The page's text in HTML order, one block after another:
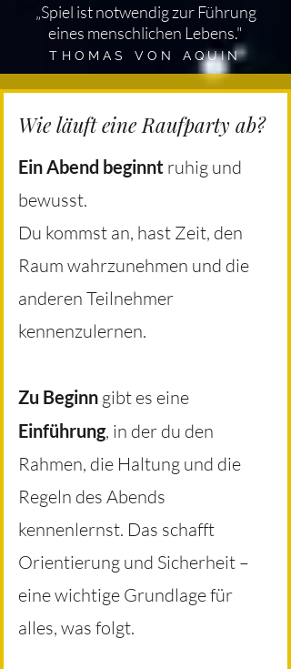
„Spiel ist notwendig zur Führung
eines menschlichen Lebens."
THOMAS VON AQUIN
Wie läuft eine Raufparty ab?
Ein Abend beginnt ruhig und
bewusst.
Du kommst an, hast Zeit, den
Raum wahrzunehmen und die
anderen Teilnehmer
kennenzulernen.
Zu Beginn gibt es eine
Einführung, in der du den
Rahmen, die Haltung und die
Regeln des Abends
kennenlernst. Das schafft
Orientierung und Sicherheit –
eine wichtige Grundlage für
alles, was folgt.